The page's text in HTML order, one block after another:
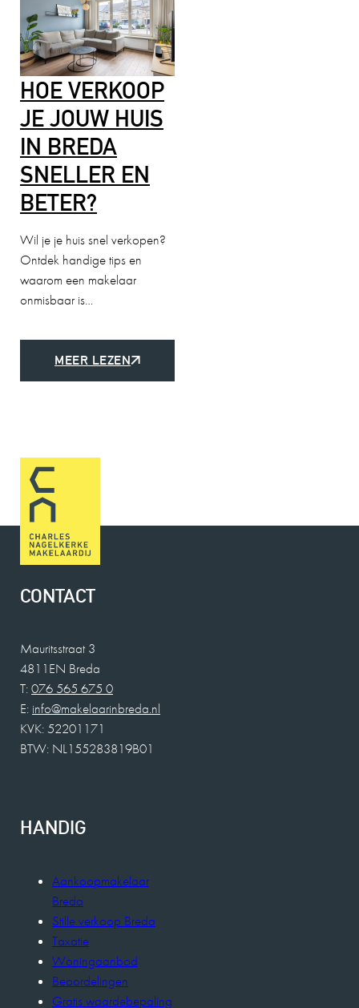
HOE VERKOOP
JE JOUW HUIS
IN BREDA
SNELLER EN
BETER?
Wil je je huis snel verkopen?
Ontdek handige tips en
waarom een makelaar
onmisbaar is…
MEER LEZEN
CONTACT
Mauritsstraat 3
4811EN Breda
T:076 565 675 0
E: info@makelaarinbreda.nl
KVK: 52201171
BTW: NL155283819B01
HANDIG
Aankoopmakelaar
Breda
Stille verkoop Breda
Taxatie
Woningaanbod
Beoordelingen
Gratis waardebepaling